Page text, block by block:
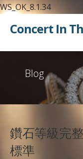
WS_OK_8.1.34
Concert In
Blog
鑽石等級完
標準